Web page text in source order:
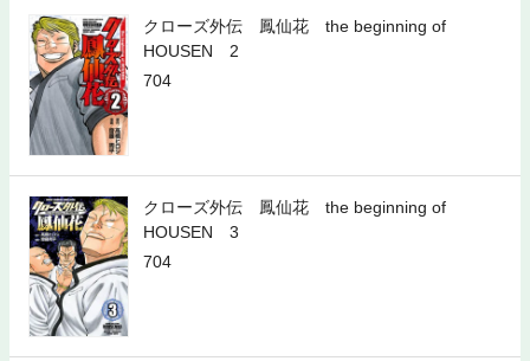
クローズ外伝 鳳仙花 the beginning of
HOUSEN 2
704
クローズ外伝 鳳仙花 the beginning of
HOUSEN 3
704